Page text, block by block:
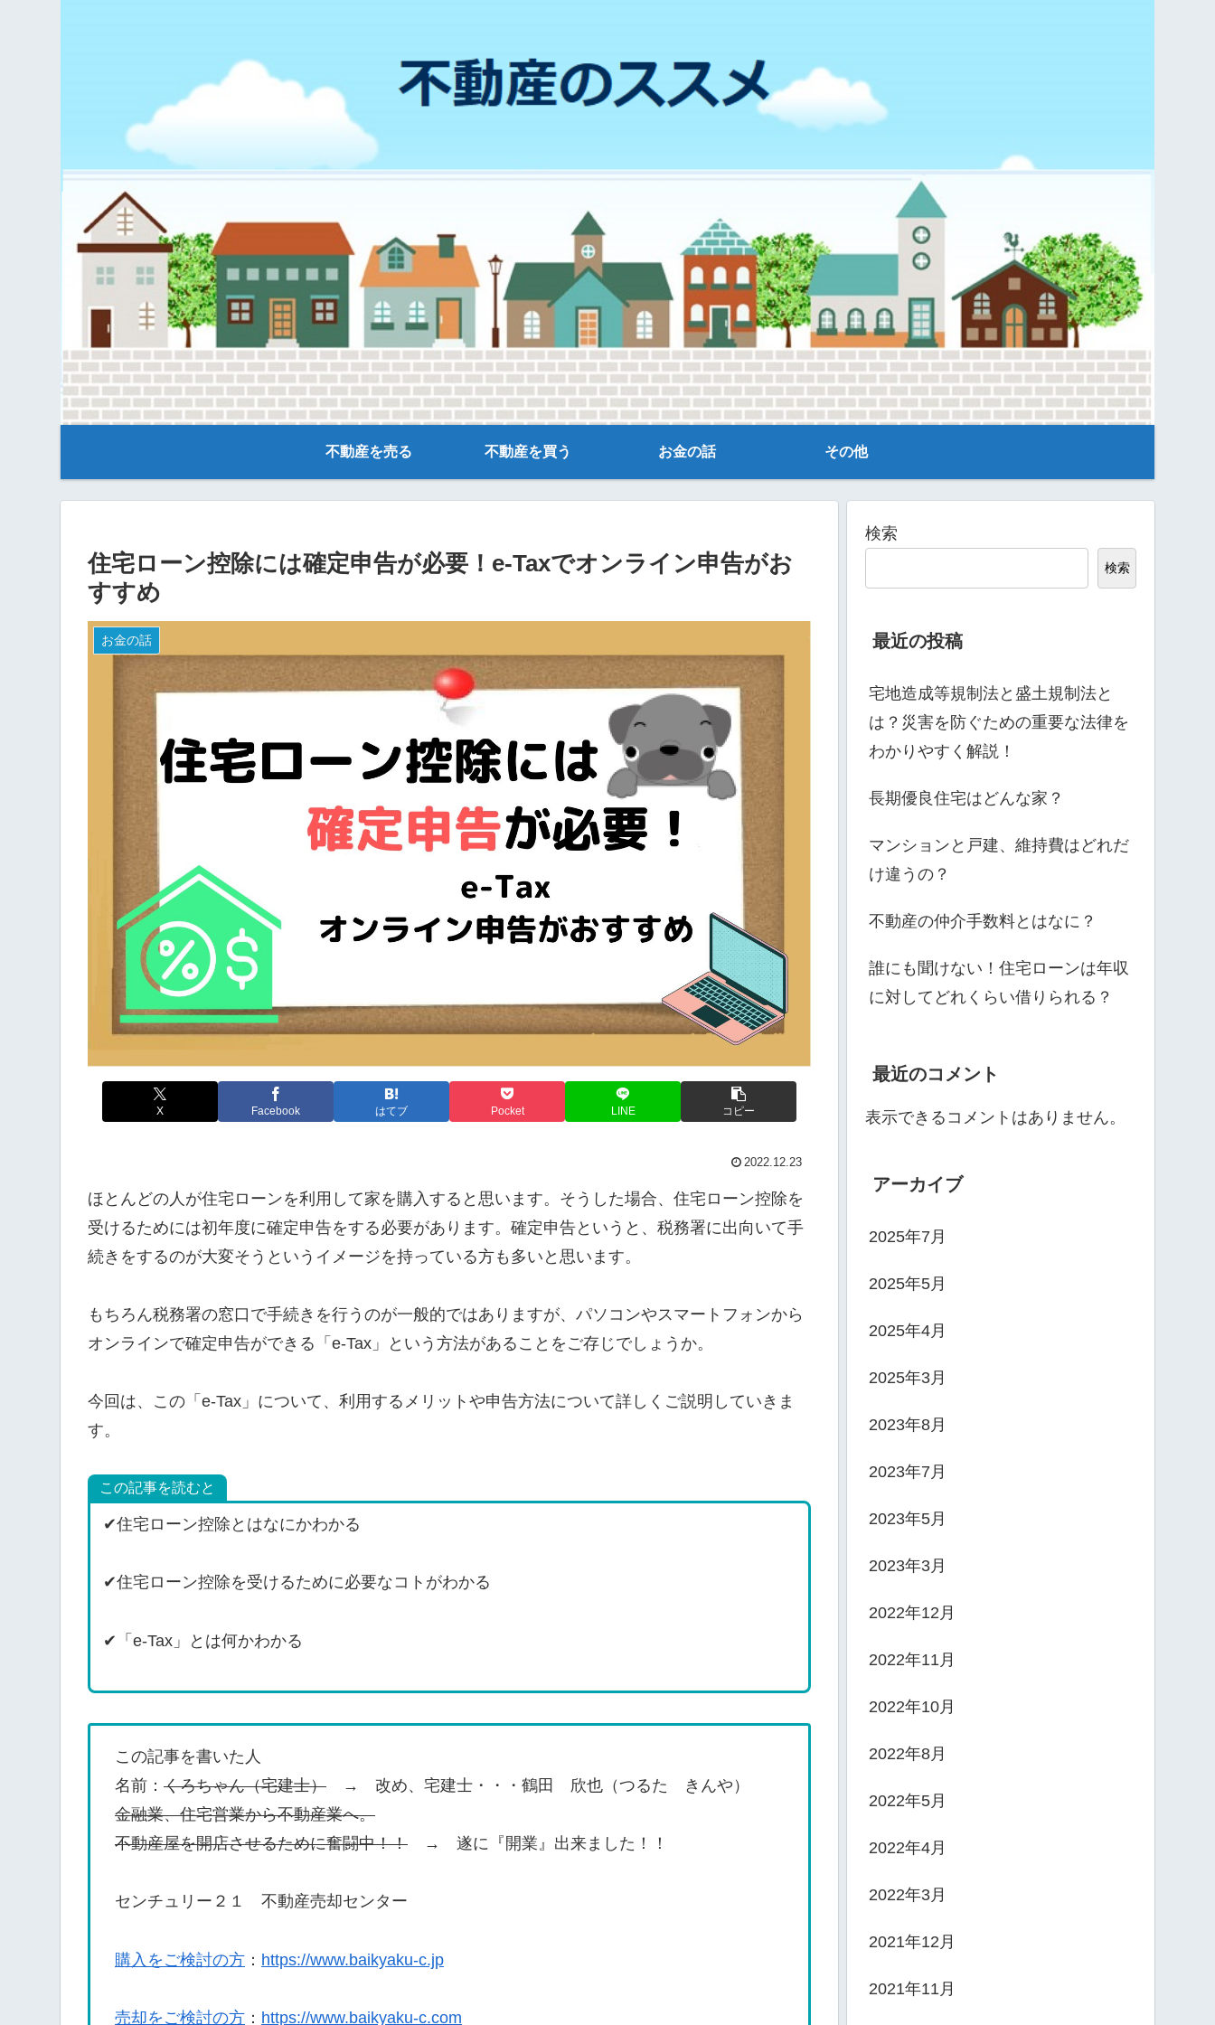
不動産を売る 不動産を買う お金の話 その他
住宅ローン控除には確定申告が必要！e-Taxでオンライン申告がお
すすめ
お金の話
X Facebook はてブ Pocket LINE コピー
2022.12.23
ほとんどの人が住宅ローンを利用して家を購入すると思います。そうした場合、住宅ローン控除を
受けるためには初年度に確定申告をする必要があります。確定申告というと、税務署に出向いて手
続きをするのが大変そうというイメージを持っている方も多いと思います。
もちろん税務署の窓口で手続きを行うのが一般的ではありますが、パソコンやスマートフォンから
オンラインで確定申告ができる「e-Tax」という方法があることをご存じでしょうか。
今回は、この「e-Tax」について、利用するメリットや申告方法について詳しくご説明していきま
す。
この記事を読むと
✔住宅ローン控除とはなにかわかる
✔住宅ローン控除を受けるために必要なコトがわかる
✔「e-Tax」とは何かわかる
この記事を書いた人
名前： くろちゃん（宅建士） → 改め、宅建士・・・鶴田 欣也（つるた きんや）
金融業、住宅営業から不動産業へ。
不動産屋を開店させるために奮闘中！！ → 遂に『開業』出来ました！！
センチュリー２１ 不動産売却センター
購入をご検討の方 ： https://www.baikyaku-c.jp
売却をご検討の方 ： https://www.baikyaku-c.com
検索
検索
最近の投稿
宅地造成等規制法と盛土規制法と
は？災害を防ぐための重要な法律を
わかりやすく解説！
長期優良住宅はどんな家？
マンションと戸建、維持費はどれだ
け違うの？
不動産の仲介手数料とはなに？
誰にも聞けない！住宅ローンは年収
に対してどれくらい借りられる？
最近のコメント
表示できるコメントはありません。
アーカイブ
2025年7月
2025年5月
2025年4月
2025年3月
2023年8月
2023年7月
2023年5月
2023年3月
2022年12月
2022年11月
2022年10月
2022年8月
2022年5月
2022年4月
2022年3月
2021年12月
2021年11月